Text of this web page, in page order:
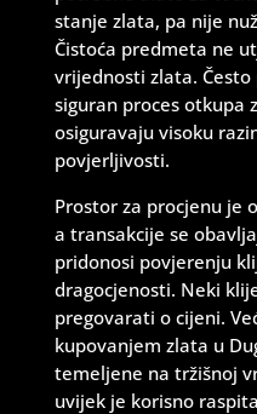
stanje zlata, pa nije
Čistoća predmeta ne
vrijednosti zlata.
siguran proces otkupa
osiguravaju visoku
povjerljivosti.
Prostor za procjenu je
a transakcije se
pridonosi povjerenju
dragocjenosti. Neki
pregovarati o cijeni.
kupovanjem zlata u
temeljene na tržišnoj
uvijek je korisno